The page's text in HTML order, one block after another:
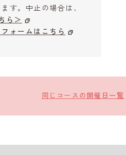
す。中止の場合は、
ら＞
ォームはこちら
同じコースの開催日一覧